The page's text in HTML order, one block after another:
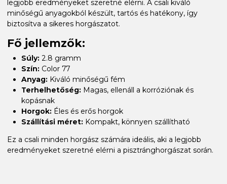
legjobb eredményeket szeretné elérni. A csali kiváló
minőségű anyagokból készült, tartós és hatékony, így
biztosítva a sikeres horgászatot.
Fő jellemzők:
Súly: 2.8 gramm
Szín: Color 77
Anyag: Kiváló minőségű fém
Terhelhetőség: Magas, ellenáll a korróziónak és
kopásnak
Horgok: Éles és erős horgok
Szállítási méret: Kompakt, könnyen szállítható
Ez a csali minden horgász számára ideális, aki a legjobb
eredményeket szeretné elérni a pisztránghorgászat során.